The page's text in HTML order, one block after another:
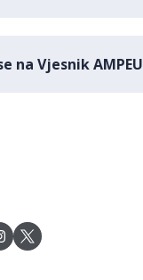
na Vjesnik AMPEU